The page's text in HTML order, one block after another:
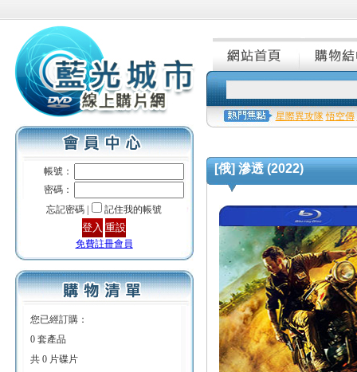
帳號：
密碼：
忘記密碼 |
記住我的帳號
免費註冊會員
您已經訂購：
0 套產品
共 0 片碟片
星際異攻隊 悟空傳
[俄] 滲透 (2022)